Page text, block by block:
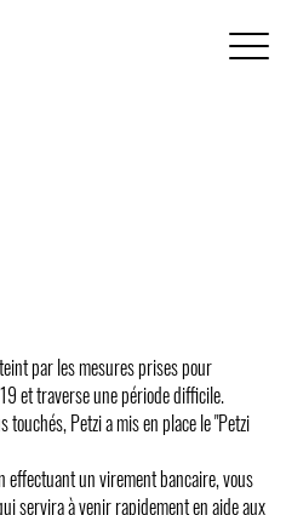
par les mesures prises pour
et traverse une période difficile.
Petzi a mis en place le "Petzi
effectuant un virement bancaire, vous
servira à venir rapidement en aide aux